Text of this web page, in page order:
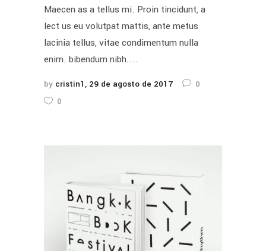
Maecen as a tellus mi. Proin tincidunt, a
lect us eu volutpat mattis, ante metus
lacinia tellus, vitae condimentum nulla
enim. bibendum nibh....
by cristin1 29 de agosto de 2017
0
0